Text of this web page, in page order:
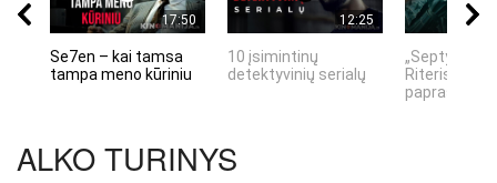
17:50
Se7en – kai tamsa
tampa meno kūriniu
12:25
10 įsimintinų
detektyvinių serialų
„Septynių
Riteris" – kai
ALKO TURINYS